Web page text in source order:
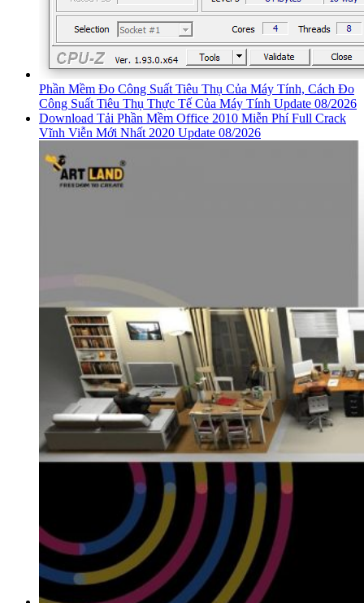
Phần Mềm Đo Công Suất Tiêu Thụ Của Máy Tính, Cách Đo
Công Suất Tiêu Thụ Thực Tế Của Máy Tính Update 08/2026
Download Tải Phần Mềm Office 2010 Miễn Phí Full Crack
Vĩnh Viễn Mới Nhất 2020 Update 08/2026